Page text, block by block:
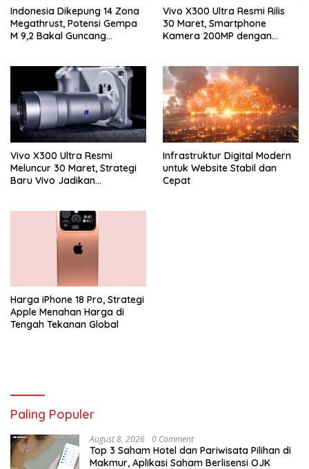
Indonesia Dikepung 14 Zona
Megathrust, Potensi Gempa
M 9,2 Bakal Guncang
Vivo X300 Ultra Resmi Rilis
30 Maret, Smartphone
Kamera 200MP dengan
Vivo X300 Ultra Resmi
Meluncur 30 Maret, Strategi
Baru Vivo Jadikan
Infrastruktur Digital Modern
untuk Website Stabil dan
Cepat
Harga iPhone 18 Pro, Strategi
Apple Menahan Harga di
Tengah Tekanan Global
Paling Populer
August 8, 2026 0 Comment
Top 3 Saham Hotel dan Pariwisata Pilihan di
Makmur, Aplikasi Saham Berlisensi OJK